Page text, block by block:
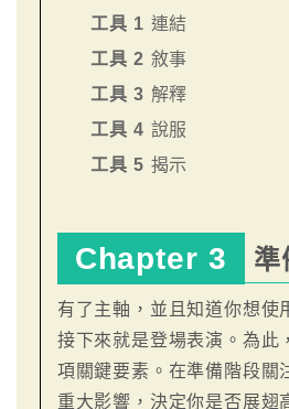
工具 1 連結
工具 2 敘事
工具 3 解釋
工具 4 說服
工具 5 揭示
Chapter 3 準
有了主軸，並且知道你想使
接下來就是登場表演。為此
項關鍵要素。在準備階段關
重大影響，決定你是否展翅